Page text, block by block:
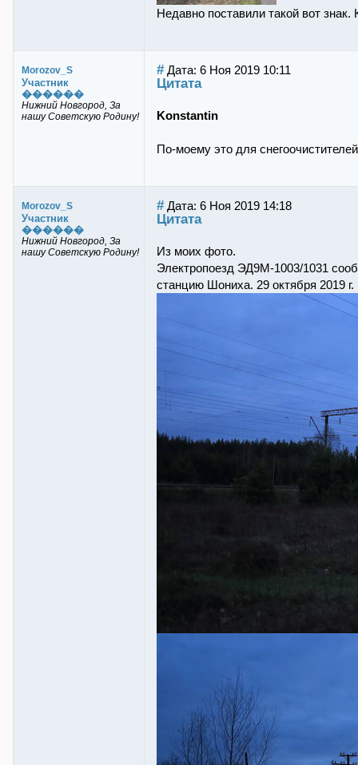
Недавно поставили такой вот знак.
Morozov_S
Участник
������
Нижний Новгород, За
нашу Советскую Родину!
#Дата: 6 Ноя 2019 10:11
Цитата
Konstantin
По-моему это для
Morozov_S
Участник
������
Нижний Новгород, За
нашу Советскую Родину!
#Дата: 6 Ноя 2019 14:18
Цитата
Из моих фото.
Электропоезд ЭД9М-1003/1031
станцию Шониха. 29 октября 2019 г.